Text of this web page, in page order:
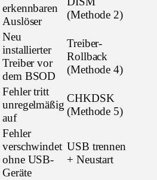
erkennbaren
Auslöser
(Methode 2)
Neu
installierter
Treiber vor
dem BSOD
Treiber-
Rollback
(Methode 4)
Fehler tritt
unregelmäßig
auf
CHKDSK
(Methode 5)
Fehler
verschwindet
ohne USB-
Geräte
USB trennen
+ Neustart